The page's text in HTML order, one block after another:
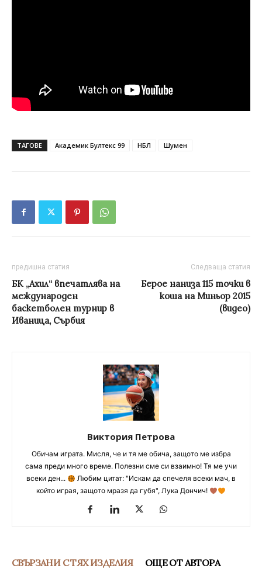
ТАГОВЕ Академик Бултекс 99 НБЛ Шумен
предишна статия
БК „Ахил“ впечатлява на
международен
баскетболен турнир в
Иваница, Сърбия
Следваща статия
Берое наниза 115 точки в
коша на Миньор 2015
(видео)
Виктория Петрова
Обичам играта. Мисля, че и тя ме обича, защото ме избра
сама преди много време. Полезни сме си взаимно! Тя ме учи
всеки ден...
Любим цитат: "Искам да спечеля всеки мач, в
който играя, защото мразя да губя", Лука Дончич!
СВЪРЗАНИ С ТЯХ ИЗДЕЛИЯ ОЩЕ ОТ АВТОРА